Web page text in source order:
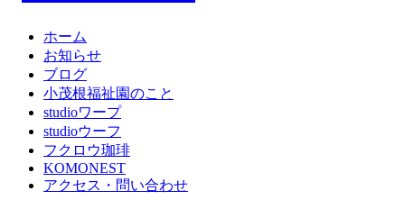
ホーム
お知らせ
ブログ
小茂根福祉園のこと
studioワープ
studioウーフ
フクロウ珈琲
KOMONEST
アクセス・問い合わせ